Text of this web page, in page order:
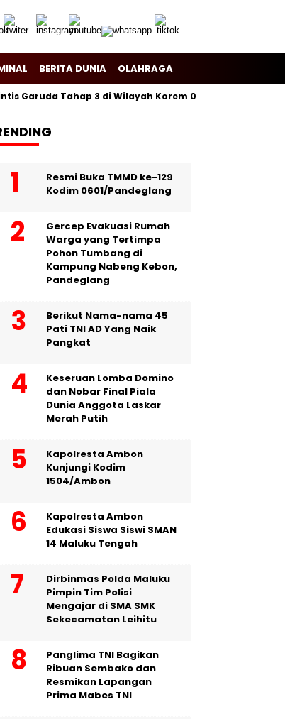
BERITA DUNIA OLAHRAGA
Tahap 3 di Wilayah Korem 081/Dsj
Resmi Buka TMMD ke-129
Kodim 0601/Pandeglang
Gercep Evakuasi Rumah
Warga yang Tertimpa
Pohon Tumbang di
Kampung Nabeng Kebon,
Pandeglang
Berikut Nama-nama 45
Pati TNI AD Yang Naik
Pangkat
Keseruan Lomba Domino
dan Nobar Final Piala
Dunia Anggota Laskar
Merah Putih
Kapolresta Ambon
Kunjungi Kodim
1504/Ambon
Kapolresta Ambon
Edukasi Siswa Siswi SMAN
14 Maluku Tengah
Dirbinmas Polda Maluku
Pimpin Tim Polisi
Mengajar di SMA SMK
Sekecamatan Leihitu
Panglima TNI Bagikan
Ribuan Sembako dan
Resmikan Lapangan
Prima Mabes TNI